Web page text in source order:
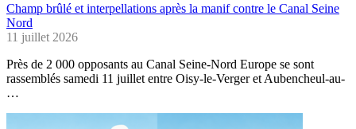
Champ brûlé et interpellations après la manif contre le Canal Seine
Nord
11 juillet 2026
Près de 2 000 opposants au Canal Seine-Nord Europe se sont
rassemblés samedi 11 juillet entre Oisy-le-Verger et Aubencheul-au-
…